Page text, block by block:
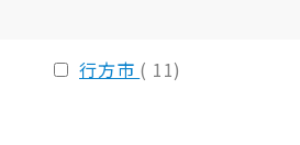
行方市 ( 11)